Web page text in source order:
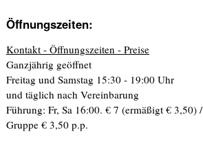
Öffnungszeiten:
Kontakt - Öffnungszeiten - Preise
Ganzjährig geöffnet
Freitag und Samstag 15:30 - 19:00 Uhr
und täglich nach Vereinbarung
Führung: Fr, Sa 16:00. € 7 (ermäßigt € 3,50) /
Gruppe € 3,50 p.p.